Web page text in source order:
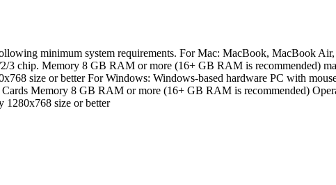
minimum system requirements. For Mac: MacBook, MacBook
chip. Memory 8 GB RAM or more (16+ GB RAM is recommended)
size or better For Windows: Windows-based hardware PC with
Memory 8 GB RAM or more (16+ GB RAM is recommended)
1280x768 size or better